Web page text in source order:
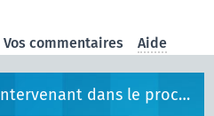
Vos commentaires Aide
dans le processus législatif